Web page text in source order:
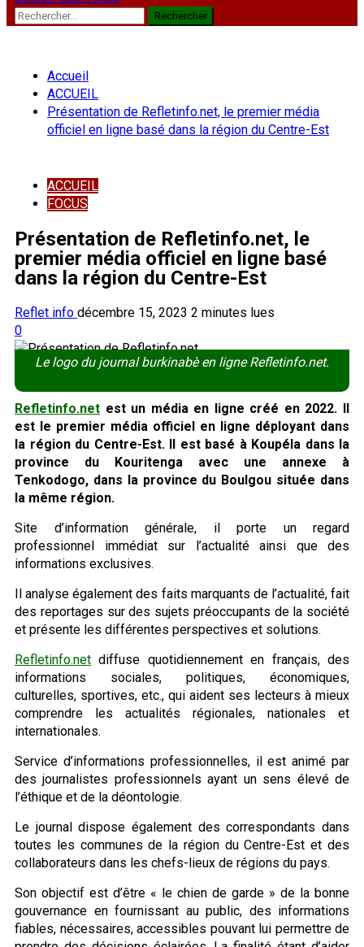
Rechercher :
Accueil
ACCUEIL
Présentation de Refletinfo.net, le premier média
officiel en ligne basé dans la région du Centre-Est
ACCUEIL
FOCUS
Présentation de Refletinfo.net, le
premier média officiel en ligne basé
dans la région du Centre-Est
Reflet info décembre 15, 2023 2 minutes lues
0
Le logo du journal burkinabè en ligne Refletinfo.net.
Refletinfo.net est un média en ligne créé en 2022. Il
est le premier média officiel en ligne déployant dans
la région du Centre-Est. Il est basé à Koupéla dans la
province du Kouritenga avec une annexe à
Tenkodogo, dans la province du Boulgou située dans
la même région.
Site d’information générale, il porte un regard
professionnel immédiat sur l’actualité ainsi que des
informations exclusives.
Il analyse également des faits marquants de l’actualité, fait
des reportages sur des sujets préoccupants de la société
et présente les différentes perspectives et solutions.
Refletinfo.net diffuse quotidiennement en français, des
informations sociales, politiques, économiques,
culturelles, sportives, etc., qui aident ses lecteurs à mieux
comprendre les actualités régionales, nationales et
internationales.
Service d’informations professionnelles, il est animé par
des journalistes professionnels ayant un sens élevé de
l’éthique et de la déontologie.
Le journal dispose également des correspondants dans
toutes les communes de la région du Centre-Est et des
collaborateurs dans les chefs-lieux de régions du pays.
Son objectif est d’être « le chien de garde » de la bonne
gouvernance en fournissant au public, des informations
fiables, nécessaires, accessibles pouvant lui permettre de